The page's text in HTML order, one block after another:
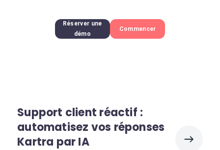
Réserver une
démo
Commencer
Support client réactif :
automatisez vos réponses
Kartra par IA